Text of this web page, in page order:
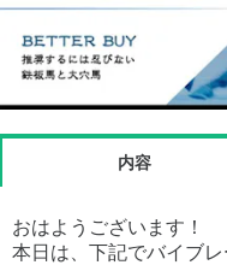
内容
おはようございます！
本日は、下記でバイブ